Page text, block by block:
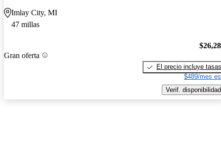
Imlay City, MI
47 millas
Gran oferta
El precio incluye tasas
$489/mes
Verif. disponibilidad